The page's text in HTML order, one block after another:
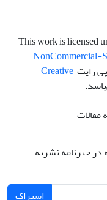
NonCommercial-
رایتCreative
در خبرنامه نشریه
اشتراک